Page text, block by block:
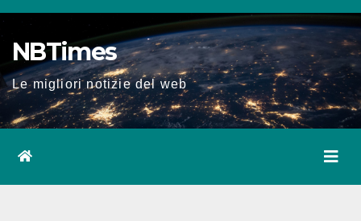
Salta
al
contenuto
NBTimes
Le migliori notizie del web